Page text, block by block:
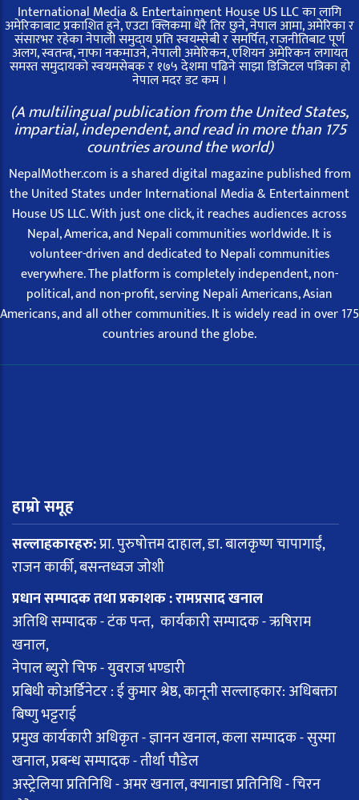
International Media & Entertainment House US LLC का लागि
अमेरिकाबाट प्रकाशित हुने, एउटा क्लिकमा धेरै तिर छुने, नेपाल आमा, अमेरिका र
संसारभर रहेका नेपाली समुदाय प्रति स्वयम्सेबी र समर्पित, राजनीतिबाट पूर्ण
अलग, स्वतन्त्र, नाफा नकमाउने, नेपाली अमेरिकन, एशियन अमेरिकन लगायत
समस्त समुदायको स्वयमसेबक र १७५ देशमा पढिने साझा डिजिटल पत्रिका हो
नेपाल मदर डट कम ।
(A multilingual publication from the United States,
impartial, independent, and read in more than 175
countries around the world)
NepalMother.com is a shared digital magazine published from
the United States under International Media & Entertainment
House US LLC. With just one click, it reaches audiences across
Nepal, America, and Nepali communities worldwide. It is
volunteer-driven and dedicated to Nepali communities
everywhere. The platform is completely independent, non-
political, and non-profit, serving Nepali Americans, Asian
Americans, and all other communities. It is widely read in over 175
countries around the globe.
हाम्रो समूह
सल्लाहकारहरु:प्रा. पुरुषोत्तम दाहाल, डा. बालकृष्ण चापागाईं,
राजन कार्की, बसन्तध्वज जोशी
प्रधान सम्पादक तथा प्रकाशक : रामप्रसाद खनाल
अतिथि सम्पादक - टंक पन्त, कार्यकारी सम्पादक - ऋषिराम
खनाल,
नेपाल ब्युरो चिफ - युवराज भण्डारी
प्रबिधी कोअर्डिनेटर : ई कुमार श्रेष्ठ, कानूनी सल्लाहकार: अधिबक्ता
बिष्णु भट्टराई
प्रमुख कार्यकारी अधिकृत - ज्ञानन खनाल, कला सम्पादक - सुस्मा
खनाल, प्रबन्ध सम्पादक - तीर्था पौडेल
अस्ट्रेलिया प्रतिनिधि - अमर खनाल, क्यानाडा प्रतिनिधि - चिरन